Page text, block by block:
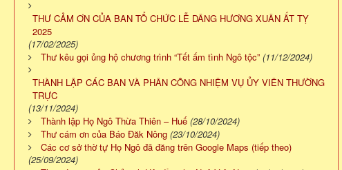
THƯ CẢM ƠN CỦA BAN TỔ CHỨC LỄ DÂNG HƯƠNG XUÂN ẤT TỴ
2025
(17/02/2025)
Thư kêu gọi ủng hộ chương trình “Tết ấm tình Ngô tộc” (11/12/2024)
THÀNH LẬP CÁC BAN VÀ PHÂN CÔNG NHIỆM VỤ ỦY VIÊN THƯỜNG
TRỰC
(13/11/2024)
Thành lập Họ Ngô Thừa Thiên – Huế (28/10/2024)
Thư cám ơn của Báo Đăk Nông (23/10/2024)
Các cơ sở thờ tự Họ Ngô đã đăng trên Google Maps (tiếp theo)
(25/09/2024)